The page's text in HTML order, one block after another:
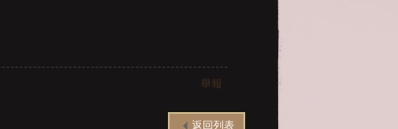
舉報
返回列表